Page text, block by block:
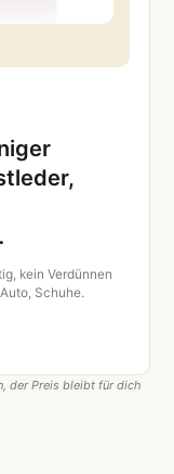
kein Verdünnen
Schuhe.
der Preis bleibt für dich